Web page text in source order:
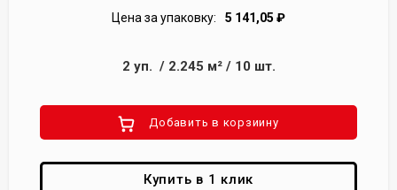
Цена за упаковку:
5 141,05 ₽
2 уп. / 2.245 м²/ 10 шт.
Добавить в корзиину
Купить в 1 клик